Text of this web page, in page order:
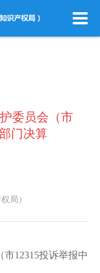
委员会（市
门决算
局）
12315投诉举报中